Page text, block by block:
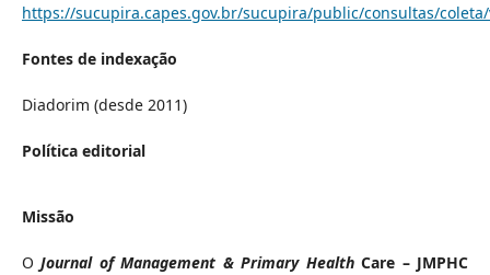
https://sucupira.capes.gov.br/sucupira/public/consultas/
Fontes de indexação
Diadorim (desde 2011)
Política editorial
Missão
OJournal of Management & Primary HealthCare – JMPHC